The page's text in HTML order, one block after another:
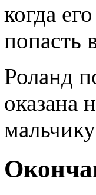
когда
попасть
Роланд
оказана